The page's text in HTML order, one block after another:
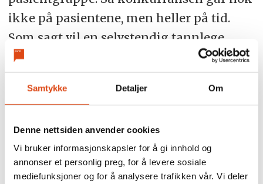
Samtykke Detaljer Om
Denne nettsiden anvender cookies
Vi bruker informasjonskapsler for å gi innhold og
annonser et personlig preg, for å levere sosiale
mediefunksjoner og for å analysere trafikken vår. Vi deler
ikke på pasientene, men heller på tid.
Som sagt vil en selvstendig tannlege
måtte bruke mer tid på administrativt
arbeid, og sånn sett får vedkommende
mindre tid til pasienter. Det kan også
til kompetanse og tilbud. En kjede vil
kunne tilby mer med tanke på ulike
behandlinger enn hva en tannlege på et